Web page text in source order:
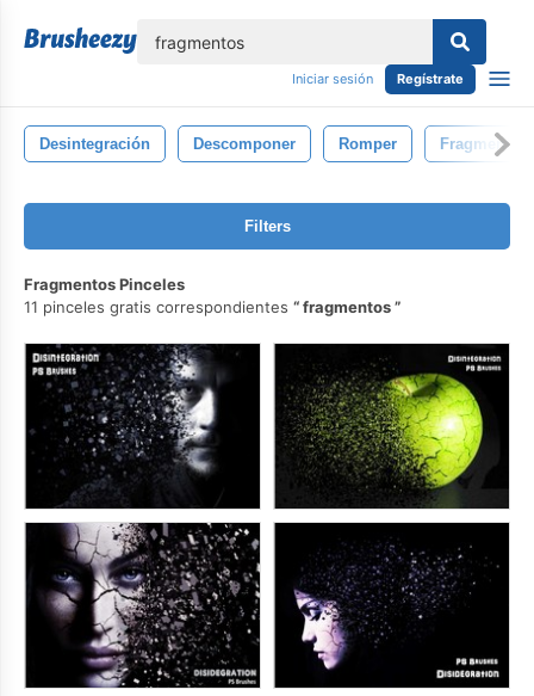
Iniciar sesión Regístrate
Desintegración Descomponer Romper
Filters
Fragmentos Pinceles
11 pinceles gratis correspondientes
fragmentos